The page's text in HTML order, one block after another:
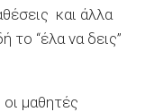
και άλλα
το “έλα να δεις”
οι μαθητές